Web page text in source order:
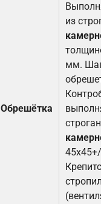
Обрешётка
из
мм.